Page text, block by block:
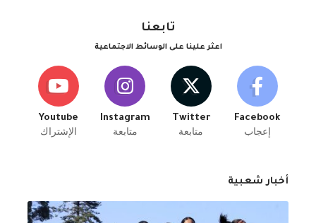
تابعنا
اعثر علينا على الوسائط الاجتماعية
Facebook
إعجاب
Twitter
متابعة
Instagram
متابعة
Youtube
الإشتراك
أخبار شعبية